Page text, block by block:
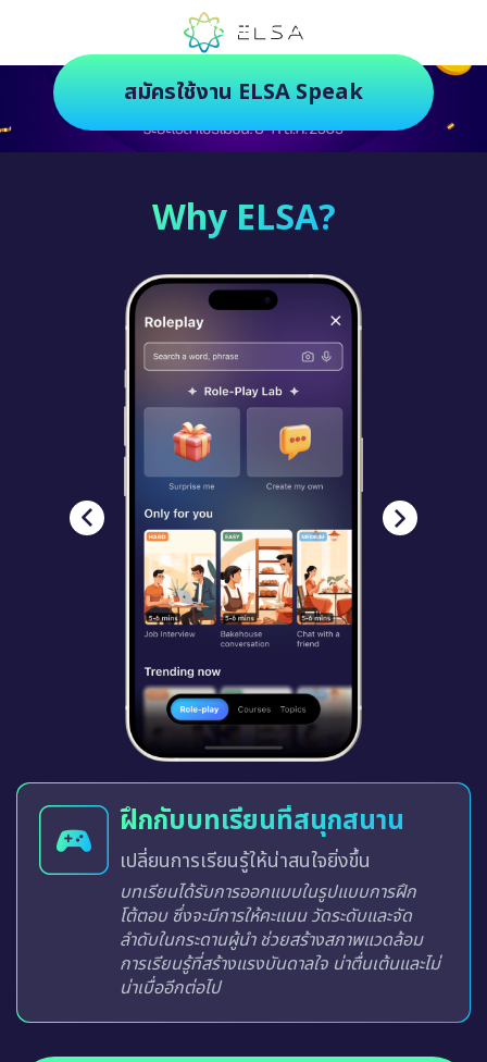
ตัวช่วยฝึกภาษายุคใหม่ ฝึกสนุกยิ่งกว่า
สมัครใช้งาน ELSA Speak
Why ELSA?
ฝึกกับบทเรียนที่สนุกสนาน
เปลี่ยนการเรียนรู้ให้น่าสนใจยิ่งขึ้น
บทเรียนได้รับการออกแบบในรูปแบบการฝึก
โต้ตอบ ซึ่งจะมีการให้คะแนน วัดระดับและจัด
ลำดับในกระดานผู้นำ ช่วยสร้างสภาพแวดล้อม
การเรียนรู้ที่สร้างแรงบันดาลใจ น่าตื่นเต้นและไม่
น่าเบื่ออีกต่อไป